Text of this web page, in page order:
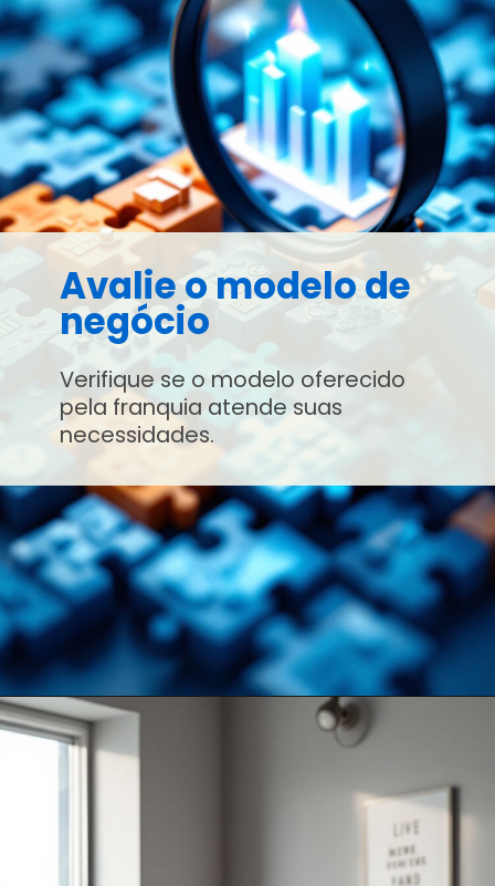
Avalie o modelo de
negócio
Verifique se o modelo oferecido
pela franquia atende suas
necessidades.